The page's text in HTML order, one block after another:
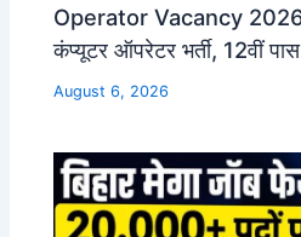
Operator Vacancy 2026:
कंप्यूटर ऑपरेटर भर्ती, 12वीं
August 6, 2026